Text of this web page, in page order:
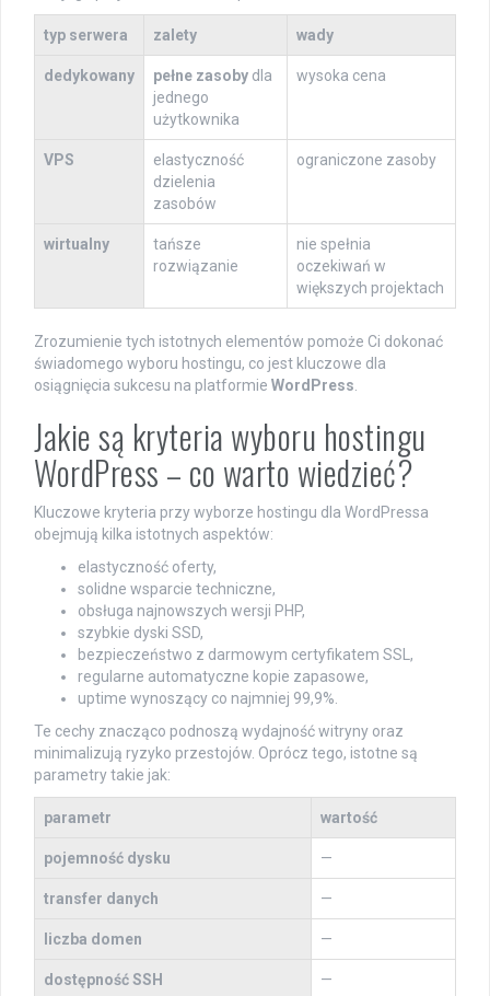
typ serwera zalety wady
dedykowany pełne zasoby dla
jednego
użytkownika
wysoka cena
VPS
elastyczność
dzielenia
zasobów
ograniczone zasoby
wirtualny
tańsze
rozwiązanie
nie spełnia
oczekiwań w
większych projektach
Zrozumienie tych istotnych elementów pomoże Ci dokonać
świadomego wyboru hostingu, co jest kluczowe dla
osiągnięcia sukcesu na platformie WordPress
Jakie są kryteria wyboru hostingu
WordPress – co warto wiedzieć?
Kluczowe kryteria przy wyborze hostingu dla WordPressa
obejmują kilka istotnych aspektów:
elastyczność oferty,
solidne wsparcie techniczne,
obsługa najnowszych wersji PHP,
szybkie dyski SSD,
bezpieczeństwo z darmowym certyfikatem SSL,
regularne automatyczne kopie zapasowe,
uptime wynoszący co najmniej 99,9%.
Te cechy znacząco podnoszą wydajność witryny oraz
minimalizują ryzyko przestojów. Oprócz tego, istotne są
parametry takie jak:
parametr wartość
pojemność dysku —
transfer danych —
liczba domen —
dostępność SSH —